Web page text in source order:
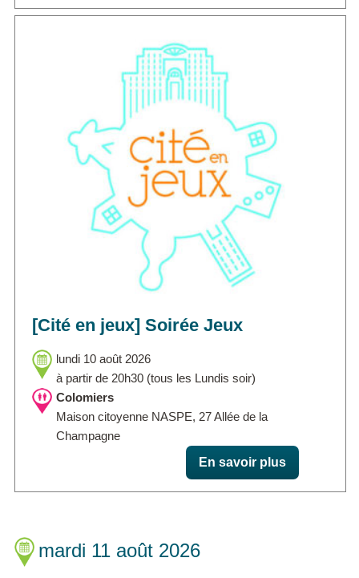
[Cité en jeux] Soirée Jeux
lundi 10 août 2026
à partir de 20h30 (tous les Lundis soir)
Colomiers
Maison citoyenne NASPE, 27 Allée de la
Champagne
En savoir plus
mardi 11 août 2026